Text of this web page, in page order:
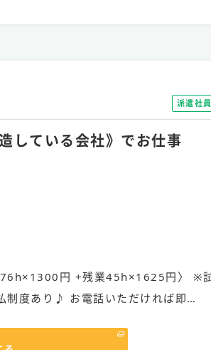
派遣社員
している会社》でお仕事
円 +残業45h×1625円〉 ※
制度あり♪ お電話いただければ即…